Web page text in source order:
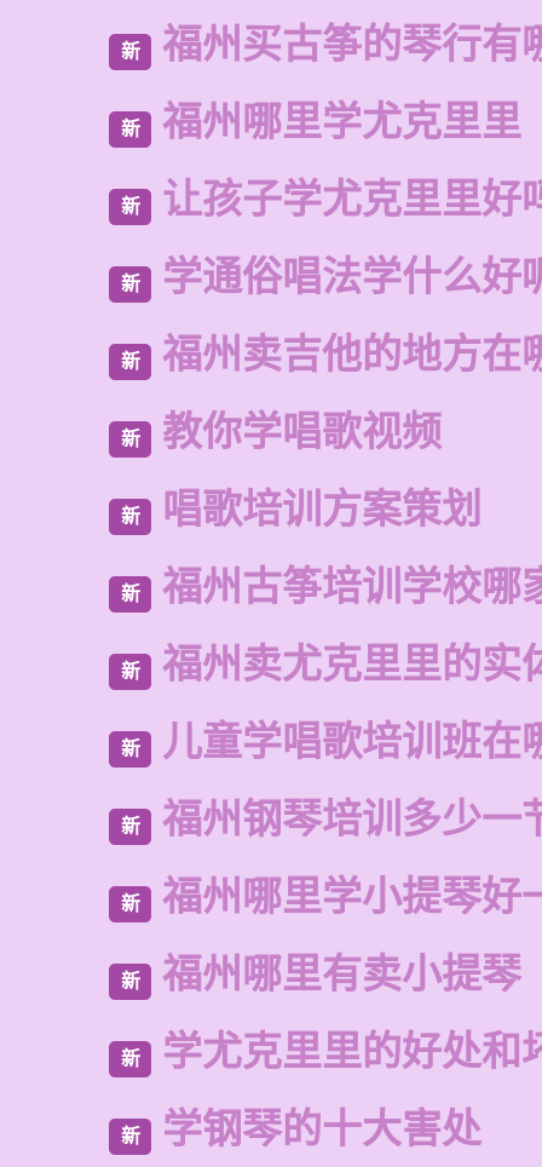
新 福州买古筝的琴行有
新 福州哪里学尤克里里
新 让孩子学尤克里里好
新 学通俗唱法学什么好
新 福州卖吉他的地方在
新 教你学唱歌视频
新 唱歌培训方案策划
新 福州古筝培训学校哪
新 福州卖尤克里里的实
新 儿童学唱歌培训班在
新 福州钢琴培训多少一
新 福州哪里学小提琴好
新 福州哪里有卖小提琴
新 学尤克里里的好处和
新 学钢琴的十大害处